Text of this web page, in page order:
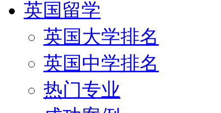
英国留学
英国大学排名
英国中学排名
热门专业